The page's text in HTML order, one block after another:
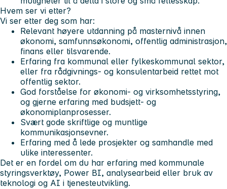
Hvem ser vi etter?
Vi ser etter deg som har:
Relevant høyere utdanning på masternivå innen
økonomi, samfunnsøkonomi, offentlig administrasjon,
finans eller tilsvarende.
Erfaring fra kommunal eller fylkeskommunal sektor,
eller fra rådgivnings- og konsulentarbeid rettet mot
offentlig sektor.
God forståelse for økonomi- og virksomhetsstyring,
og gjerne erfaring med budsjett- og
økonomiplanprosesser.
Svært gode skriftlige og muntlige
kommunikasjonsevner.
Erfaring med å lede prosjekter og samhandle med
ulike interessenter.
Det er en fordel om du har erfaring med kommunale
styringsverktøy, Power BI, analysearbeid eller bruk av
teknologi og AI i tjenesteutvikling.